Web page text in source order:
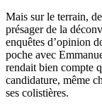
Mais sur le terrain,
présager de la
enquêtes d’opinion
poche avec
rendait bien compte
candidature, même
ses colistières.